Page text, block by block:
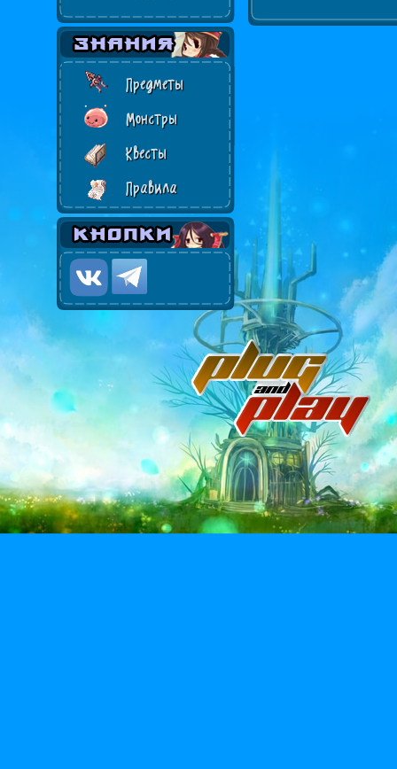
Предметы
Монстры
Квесты
Правила